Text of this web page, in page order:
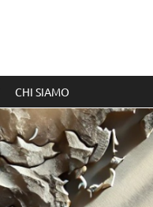
CHI SIAMO